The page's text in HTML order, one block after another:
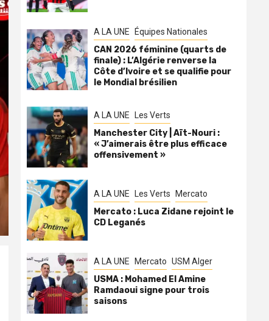
A LA UNE Équipes Nationales
CAN 2026 féminine (quarts de
finale) : L’Algérie renverse la
Côte d’Ivoire et se qualifie pour
le Mondial brésilien
A LA UNE Les Verts
Manchester City | Aït-Nouri :
« J’aimerais être plus efficace
offensivement »
A LA UNE Les Verts Mercato
Mercato : Luca Zidane rejoint le
CD Leganés
A LA UNE Mercato USM Alger
USMA : Mohamed El Amine
Ramdaoui signe pour trois
saisons